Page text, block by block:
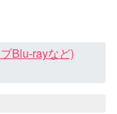
Blu-rayなど)